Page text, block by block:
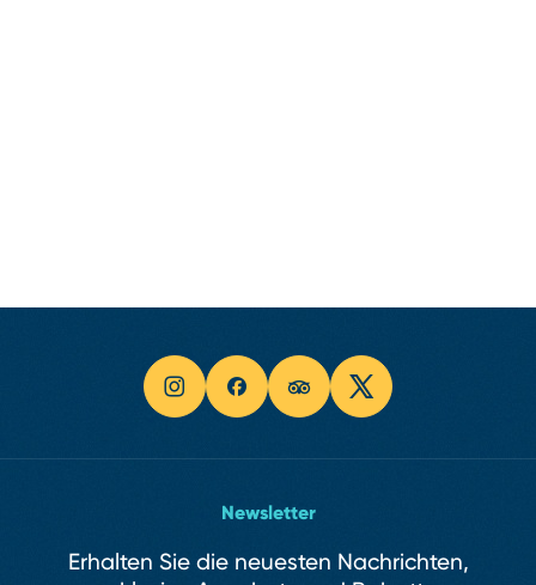
Newsletter
Erhalten Sie die neuesten Nachrichten,